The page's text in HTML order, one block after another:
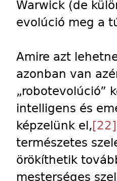
Warwick (de
evolúció meg a
Amire azt
azonban van
„robotevolúció”
intelligens és
képzelünk el,[22]
természetes
örökíthetik
mesterséges